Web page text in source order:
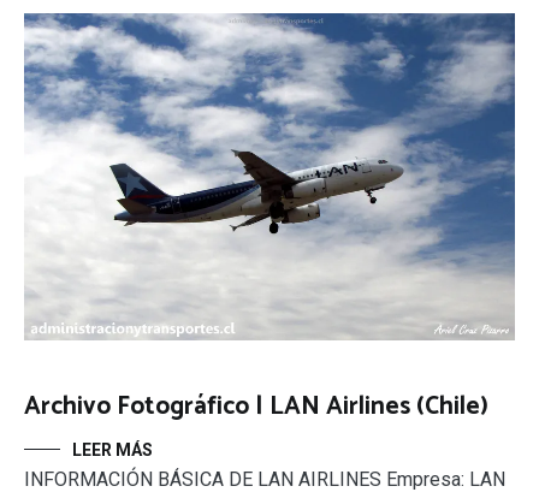
Archivo Fotográfico | LAN Airlines (Chile)
LEER MÁS
INFORMACIÓN BÁSICA DE LAN AIRLINES Empresa: LAN